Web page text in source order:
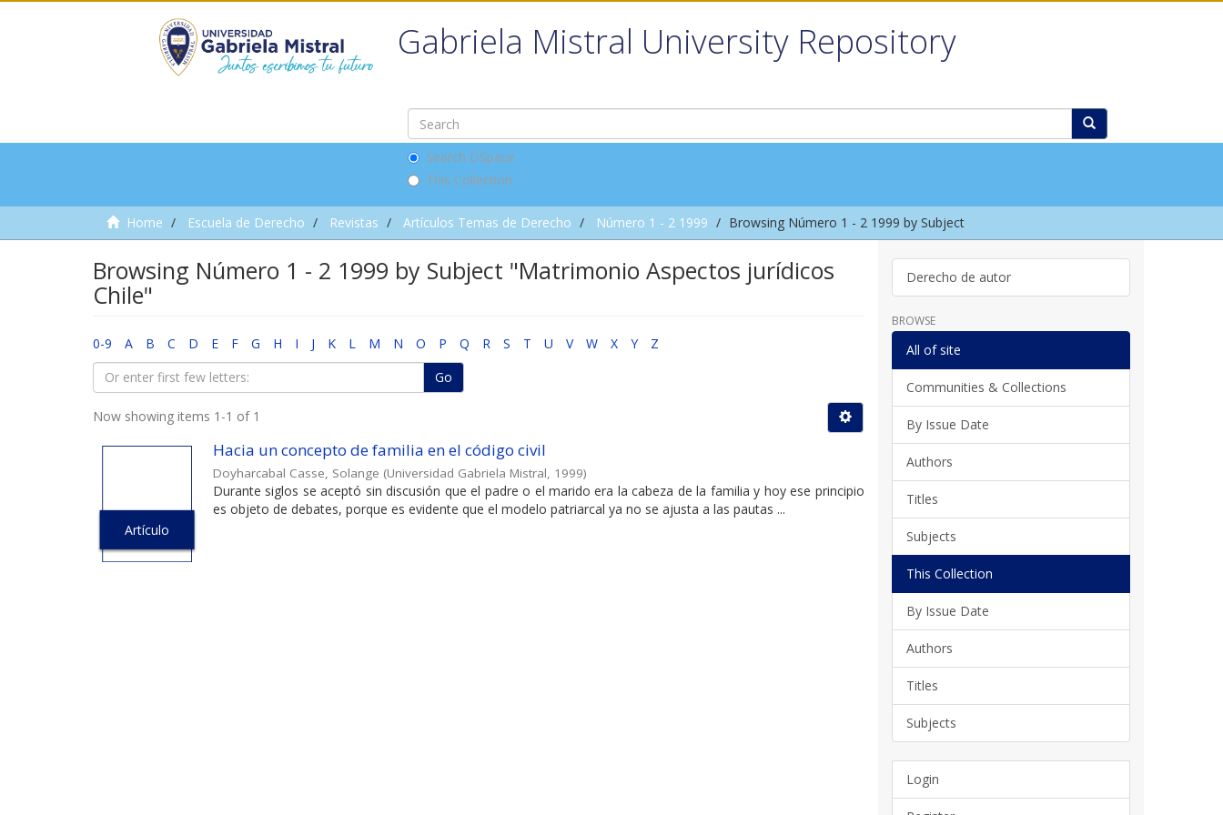
Gabriela Mistral University Repository
Search DSpace
This Collection
Home Escuela de Derecho Revistas Artículos Temas de Derecho Número 1 - 2 1999 Browsing Número 1 - 2 1999 by Subject
Browsing Número 1 - 2 1999 by Subject "Matrimonio Aspectos jurídicos
Chile"
0-9 A B C D E F G H I J K L M N O P Q R S T U V W X Y
Z
Go
Now showing items 1-1 of 1
Artículo
Hacia un concepto de familia en el código civil
Doyharcabal Casse, Solange (Universidad Gabriela Mistral, 1999)
Durante siglos se aceptó sin discusión que el padre o el marido era la cabeza de la familia y hoy ese principio
es objeto de debates, porque es evidente que el modelo patriarcal ya no se ajusta a las pautas ...
Derecho de autor
BROWSE
All of site
Communities & Collections
By Issue Date
Authors
Titles
Subjects
This Collection
By Issue Date
Authors
Titles
Subjects
Login